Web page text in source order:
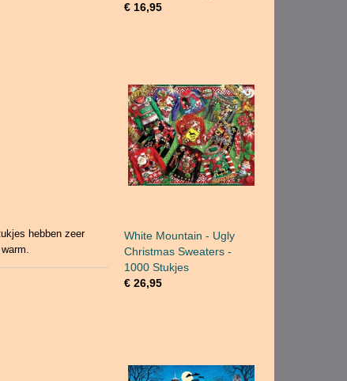
hebben zeer
€ 16,95
White Mountain - Ugly
Christmas Sweaters -
1000 Stukjes
€ 26,95